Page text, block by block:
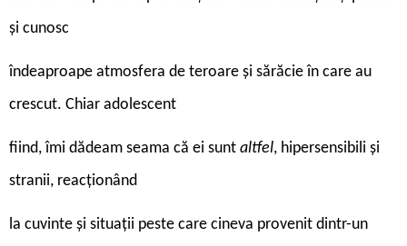
și cunosc
îndeaproape atmosfera de teroare și sărăcie în care au
crescut. Chiar adolescent
fiind, îmi dădeam seama că ei sunt altfel, hipersensibili și
stranii, reacționând
la cuvinte și situații peste care cineva provenit dintr-un